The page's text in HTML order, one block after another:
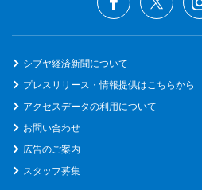
シブヤ経済新聞について
プレスリリース・情報提供はこちらから
アクセスデータの利用について
お問い合わせ
広告のご案内
スタッフ募集